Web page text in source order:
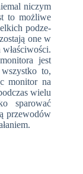
niczym
to możliwe
podze-
one w
jest
to,
monitor na
wielu
sparować
przewodów